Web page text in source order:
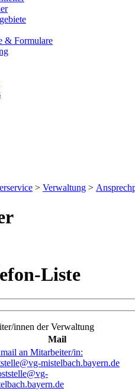
& Formulare
> Verwaltung >
Liste
innen der Verwaltung
Mail